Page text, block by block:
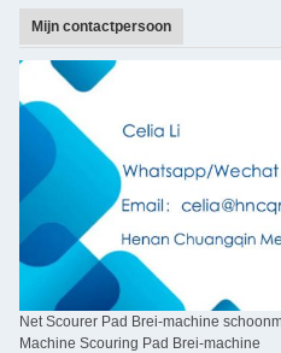
Mijn contactpersoon
Net Scourer Pad Brei-machine
Machine Scouring Pad Brei-machine